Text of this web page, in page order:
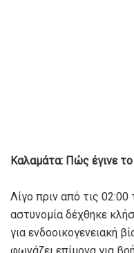
Καλαμάτα: Πώς έγινε
Λίγο πριν από τις
αστυνομία δέχθηκε
για ενδοοικογενειακή